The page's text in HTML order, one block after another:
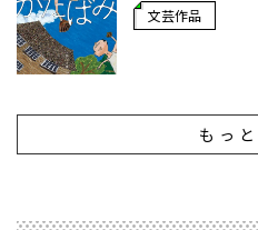
文芸作品
もっ